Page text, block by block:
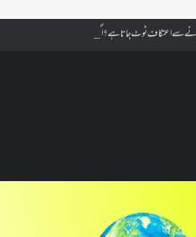
سے اعتکاف ٹوٹ جاتا ہے؟ اگر معتکف کو احتلام ہو جائے تو کیا اس